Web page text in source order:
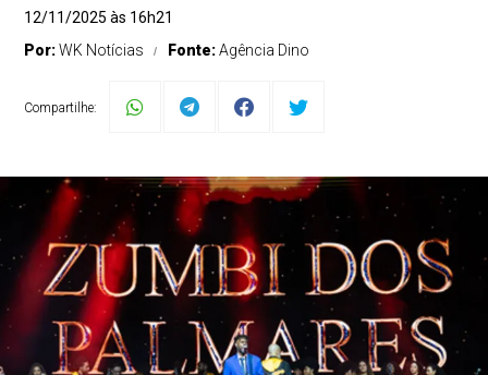
12/11/2025 às 16h21
Por:WK Notícias Fonte:Agência Dino
Compartilhe: